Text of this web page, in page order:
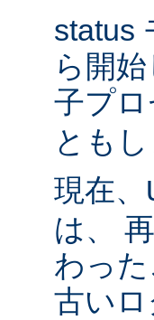
status
ら開
子プ
ともし
現在、
は、
わっ
古い